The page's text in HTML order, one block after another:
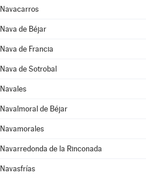
Navacarros
Nava de Béjar
Nava de Francia
Nava de Sotrobal
Navales
Navalmoral de Béjar
Navamorales
Navarredonda de la Rinconada
Navasfrías